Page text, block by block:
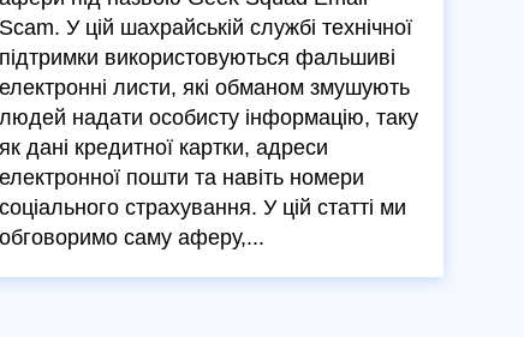
Scam. У цій шахрайській службі технічної
підтримки використовуються фальшиві
електронні листи, які обманом змушують
людей надати особисту інформацію, таку
як дані кредитної картки, адреси
електронної пошти та навіть номери
соціального страхування. У цій статті ми
обговоримо саму аферу,...